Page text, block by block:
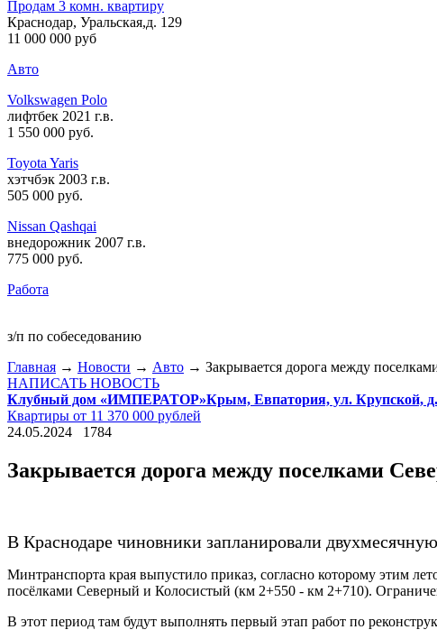
Продам 3 комн. квартиру
Краснодар, Уральская,д. 129
11 000 000 руб
Авто
Volkswagen Polo
лифтбек 2021 г.в.
1 550 000 руб.
Toyota Yaris
хэтчбэк 2003 г.в.
505 000 руб.
Nissan Qashqai
внедорожник 2007 г.в.
775 000 руб.
Работа
з/п по собеседованию
Главная → Новости → Авто → Закрывается дорога между
НАПИСАТЬ НОВОСТЬ
Клубный дом «ИМПЕРАТОР»Крым, Евпатория, ул. Крупской,
Квартиры от 11 370 000 рублей
24.05.2024
1784
Закрывается дорога между поселками
В Краснодаре чиновники запланировали
Минтранспорта края выпустило приказ, согласно которому этим
посёлками Северный и Колосистый (км 2+550 - км 2+710).
В этот период там будут выполнять первый этап работ по